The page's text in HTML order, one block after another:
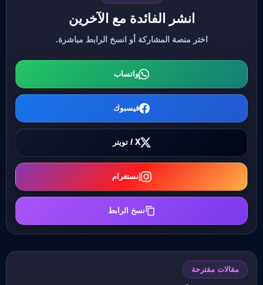
انشر الفائدة مع الآخرين
اختر منصة المشاركة أو انسخ الرابط مباشرة.
واتساب
فيسبوك
X / تويتر
إنستغرام
نسخ الرابط
مقالات مقترحة